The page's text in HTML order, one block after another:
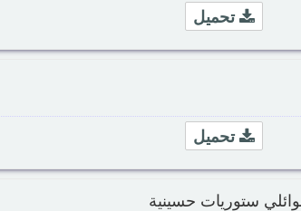
تحميل
تحميل
ستوريات حسينية